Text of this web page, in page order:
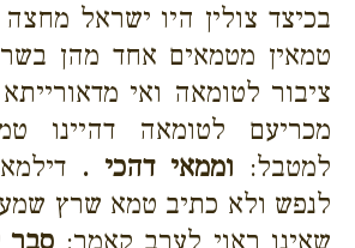
בכיצד צולין היו ישראל
טמאין מטמאים אחד מהן
ציבור לטומאה ואי
מכריעם לטומאה דהיינו
למטבל: וממאי דהכי .
לנפש ולא כתיב טמא שרץ